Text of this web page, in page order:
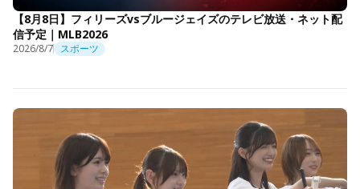
【8月8日】フィリーズvsブルージェイズのテレビ放送・ネット配
信予定｜MLB2026
2026/8/7 スポーツ